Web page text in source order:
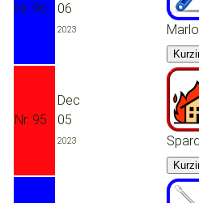
Nr. 96
06
2023
Nr. 95
Dec
05
2023